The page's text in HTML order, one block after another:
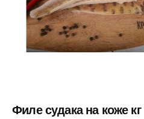
Филе судака на коже кг